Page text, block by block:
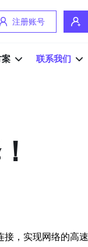
注册账号
案 联系我们
，实现网络的高速